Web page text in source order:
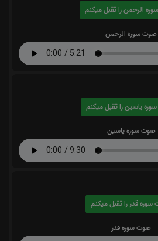
صوت سوره الرحمن
صوت سوره یاسین
میکنم
صوت سوره قدر